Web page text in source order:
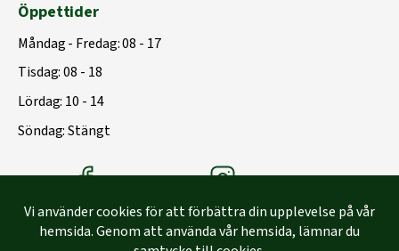
Öppettider
Måndag - Fredag: 08 - 17
Tisdag: 08 - 18
Lördag: 10 - 14
Söndag: Stängt
Träbolagets FacebookTräbolagets instagram